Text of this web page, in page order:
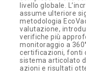
livello globale.
assume ulteriore
metodologia
valutazione,
verifiche più
monitoraggio a
certificazioni, fonti
sistema articolato
azioni e risultati